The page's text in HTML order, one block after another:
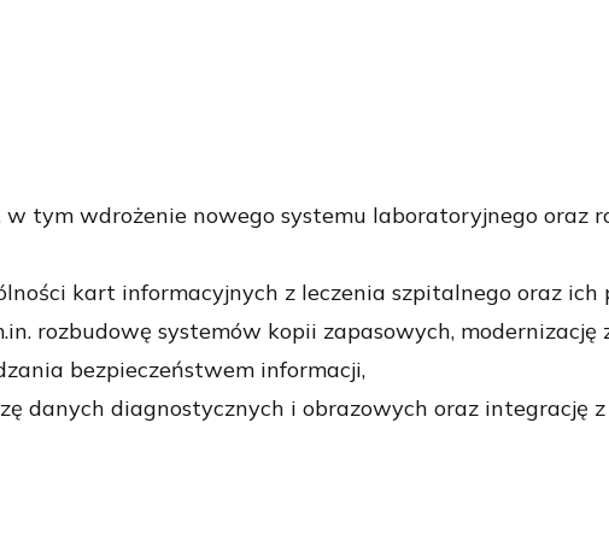
w tym wdrożenie nowego systemu laboratoryjnego oraz
kart informacyjnych z leczenia szpitalnego oraz ich
rozbudowę systemów kopii zapasowych,
bezpieczeństwem informacji,
danych diagnostycznych i obrazowych oraz integrację